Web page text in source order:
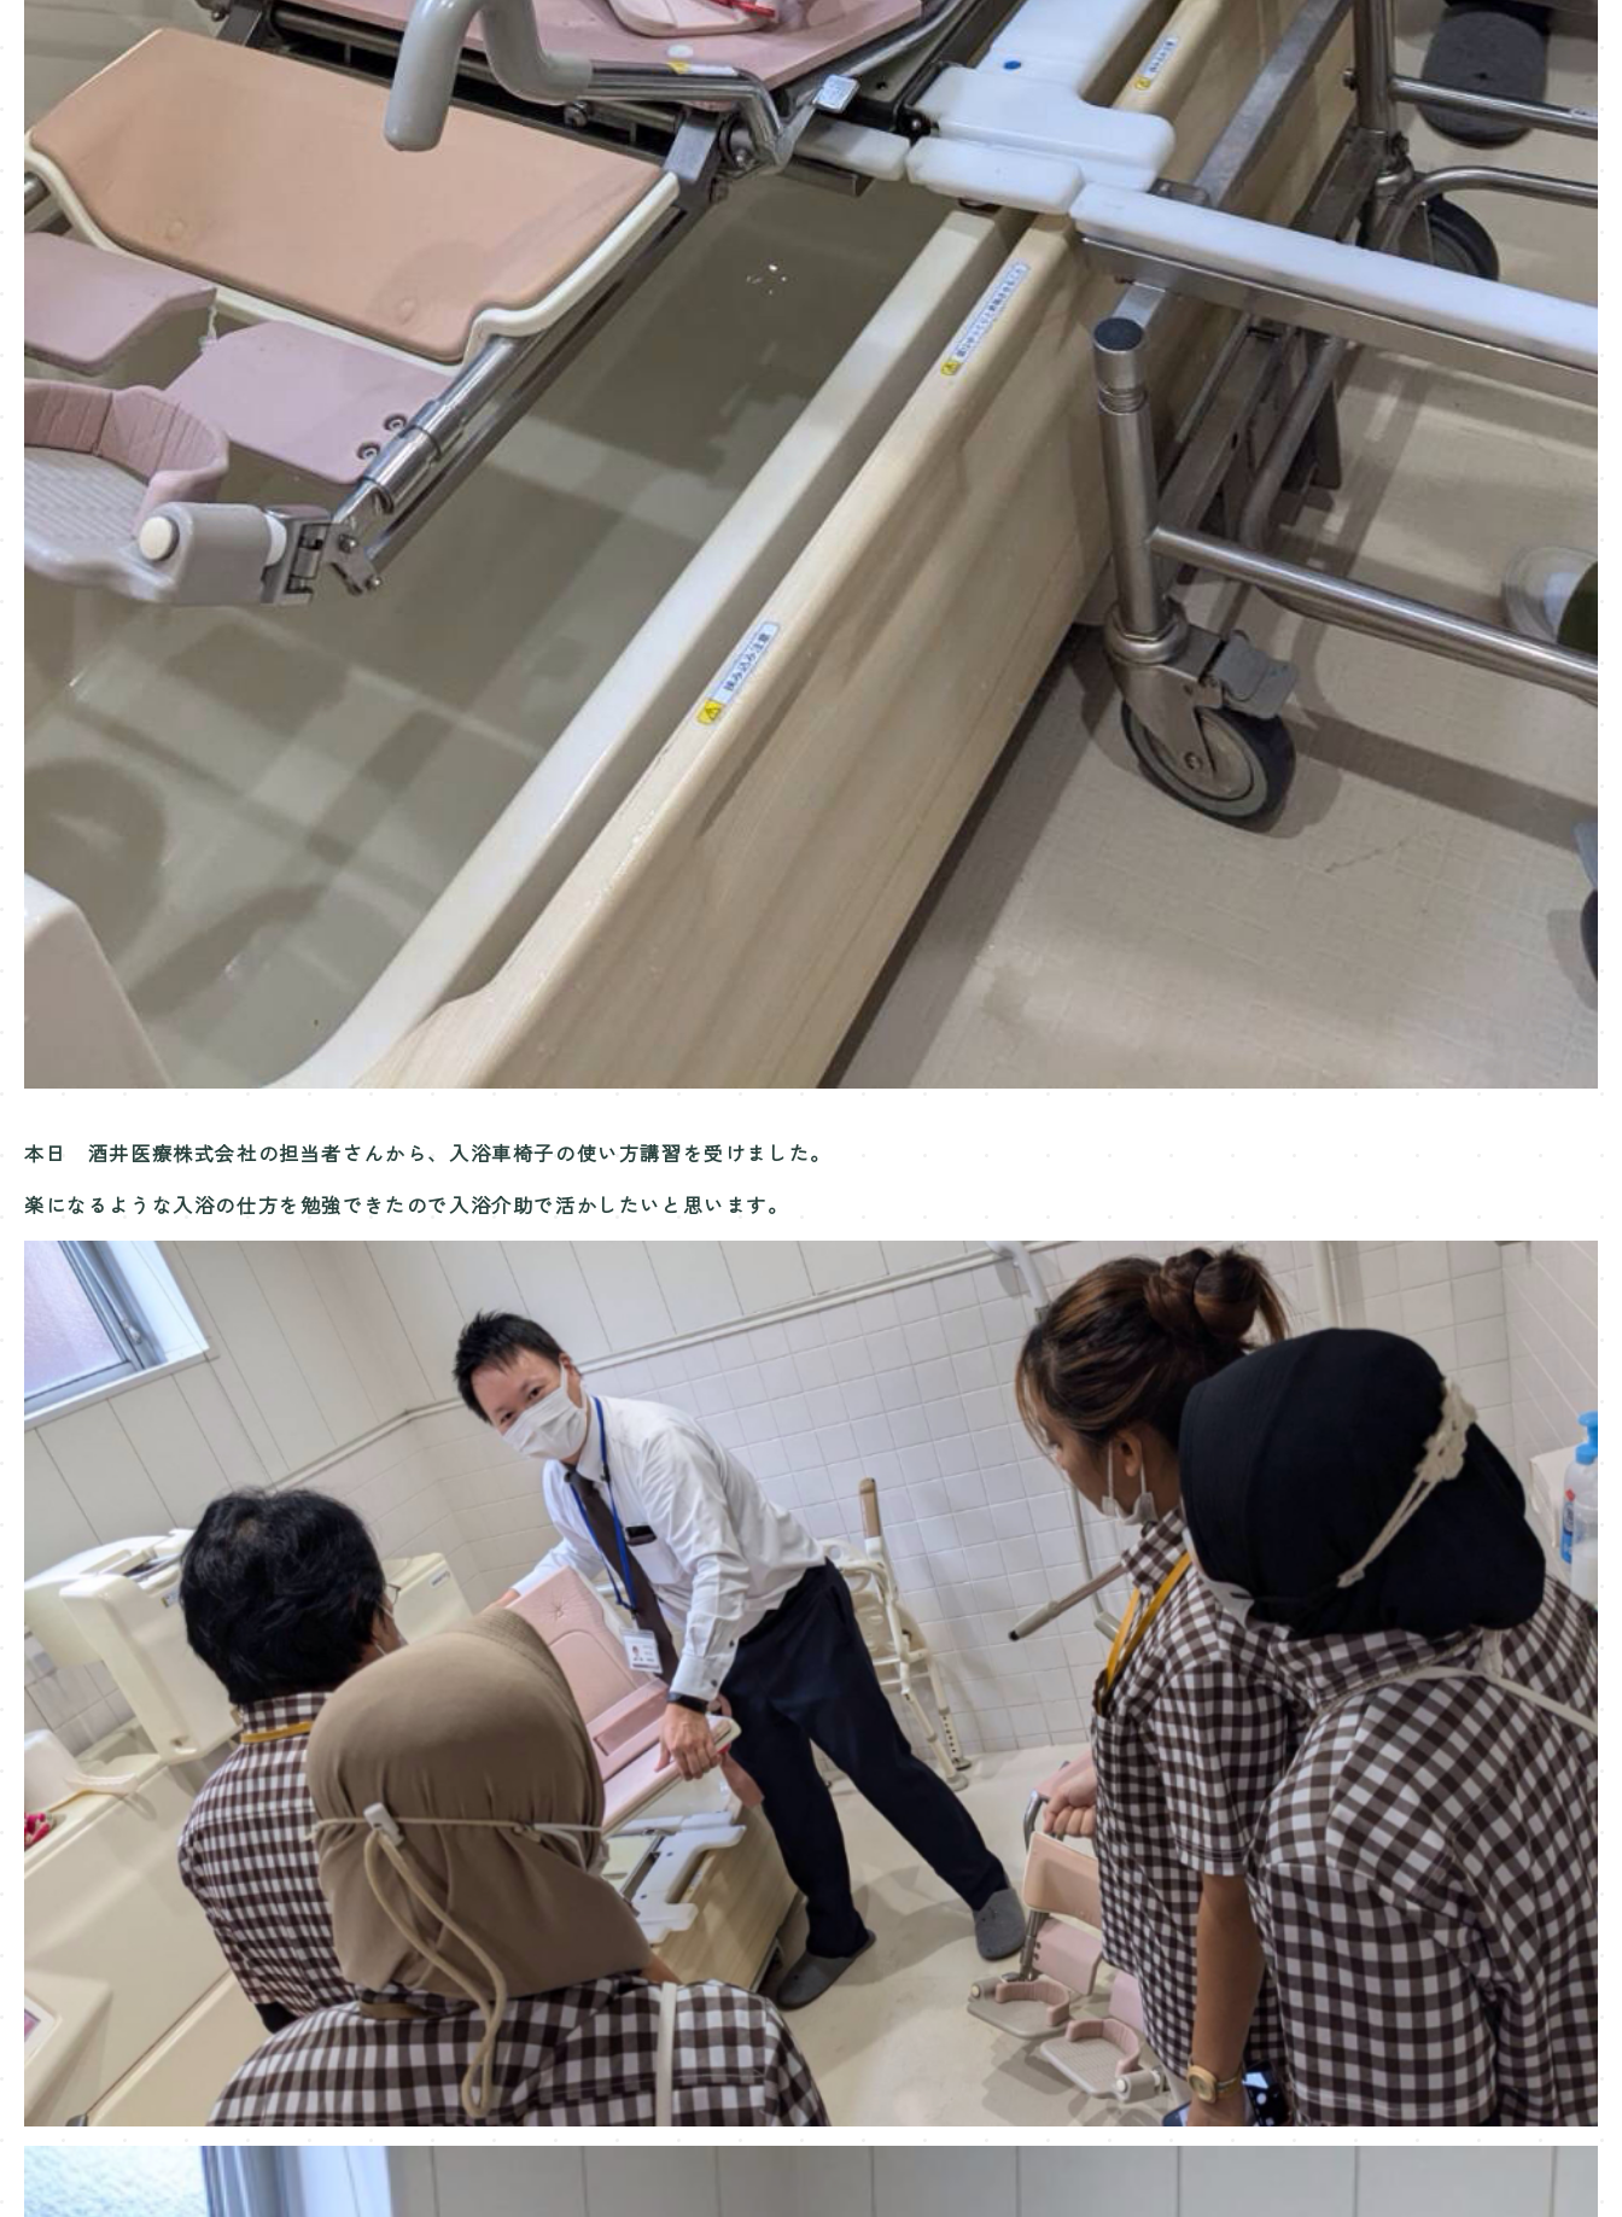
本日 酒井医療株式会社の担当者さんから、入浴車椅子の使い方講習を受けました。
楽になるような入浴の仕方を勉強できたので入浴介助で活かしたいと思います。